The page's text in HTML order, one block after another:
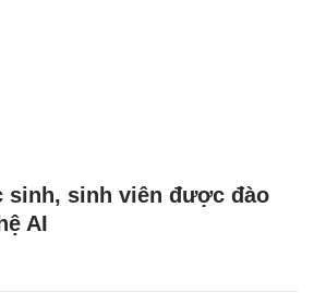
sinh, sinh viên được đào
AI